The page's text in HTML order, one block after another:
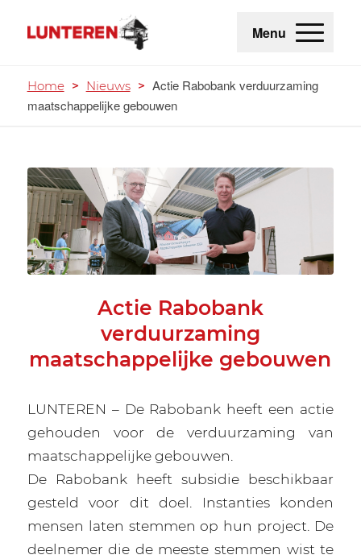
Menu
Home > Nieuws > Actie Rabobank verduurzaming
maatschappelijke gebouwen
Actie Rabobank
verduurzaming
maatschappelijke gebouwen
LUNTEREN – De Rabobank heeft een actie
gehouden voor de verduurzaming van
maatschappelijke gebouwen.
De Rabobank heeft subsidie beschikbaar
gesteld voor dit doel. Instanties konden
mensen laten stemmen op hun project. De
deelnemer die de meeste stemmen wist te